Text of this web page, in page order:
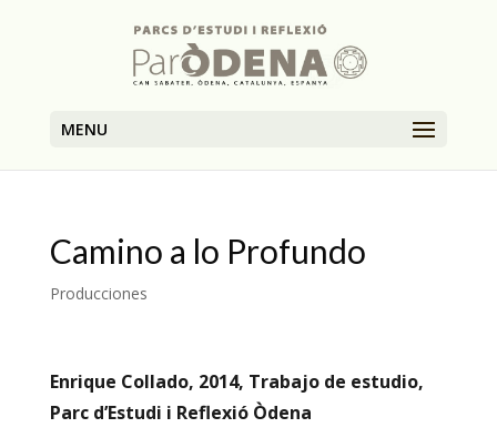
MENU
Camino a lo Profundo
Producciones
Enrique Collado, 2014, Trabajo de estudio,
Parc d’Estudi i Reflexió Òdena